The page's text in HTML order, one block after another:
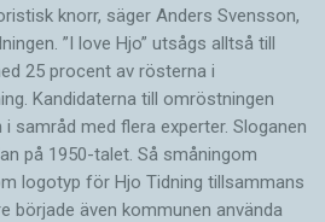
knorr, säger Anders Svensson,
”I love Hjo” utsågs alltså till
25 procent av rösterna i
Kandidaterna till omröstningen
samråd med flera experter. Sloganen
på 1950-talet. Så småningom
logotyp för Hjo Tidning tillsammans
började även kommunen använda